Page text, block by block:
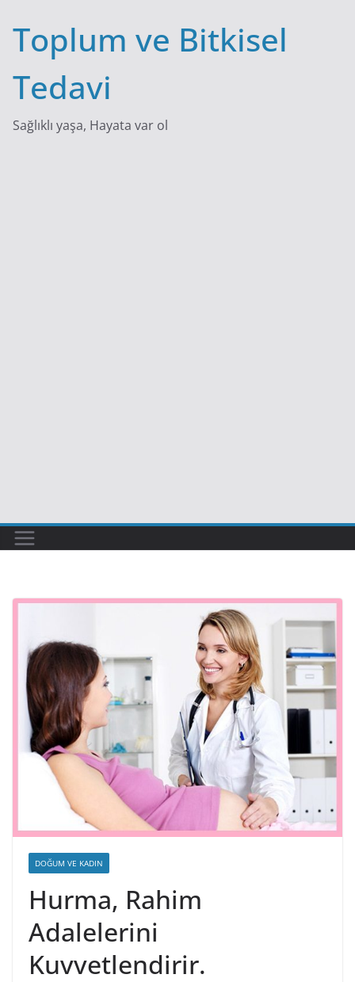
content
Toplum ve Bitkisel
Tedavi
Sağlıklı yaşa, Hayata var ol
DOĞUM VE KADIN
Hurma, Rahim
Adalelerini
Kuvvetlendirir.